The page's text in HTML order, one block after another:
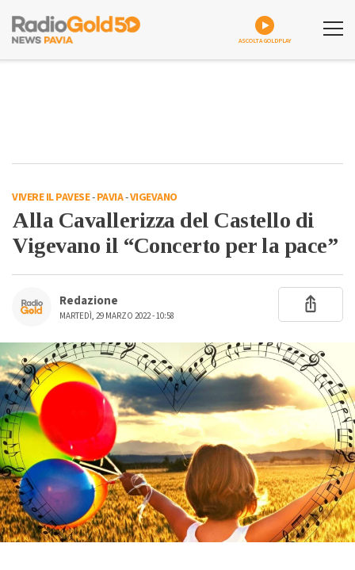
ASCOLTA GOLDPLAY
VIVERE IL PAVESE-PAVIA-VIGEVANO
Alla Cavallerizza del Castello di
Vigevano il “Concerto per la pace”
Redazione
MARTEDÌ, 29 MARZO 2022 - 10:58